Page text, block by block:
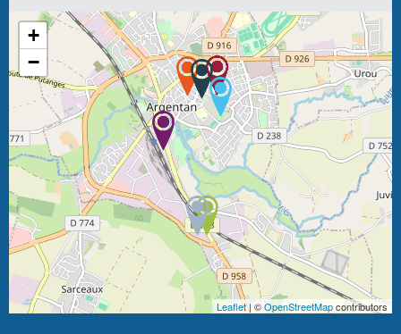
+
−
Leaflet| ©OpenStreetMapcontributors